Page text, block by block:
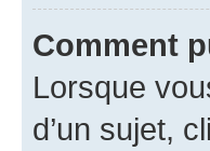
Comment
Lorsque
d’un sujet,